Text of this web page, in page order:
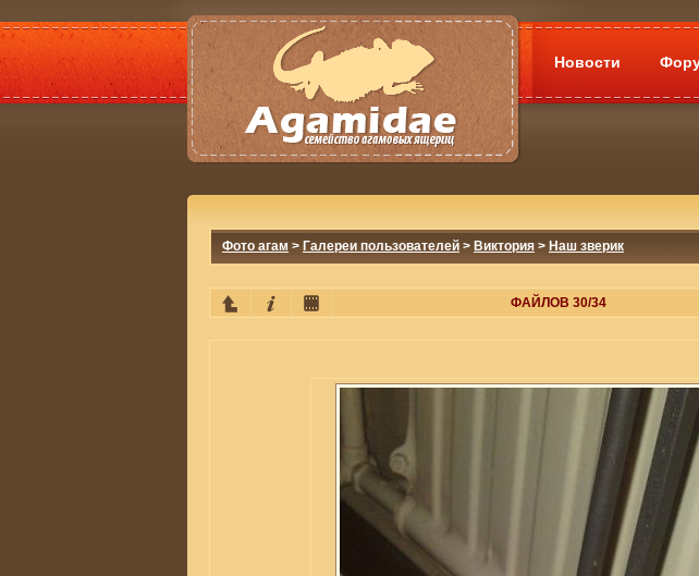
Новости
Фото агам > Галереи пользователей > Виктория > Наш зверик
ФАЙЛОВ 30/34